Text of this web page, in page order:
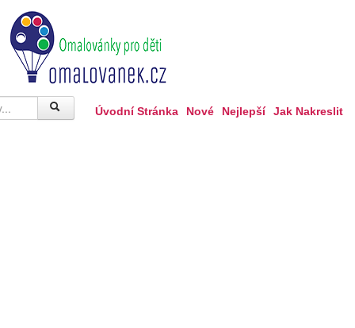
Úvodní Stránka Nové Nejlepší Jak Nakreslit